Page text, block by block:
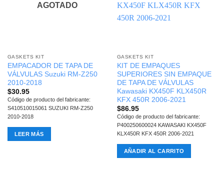
AGOTADO
GASKETS KIT
EMPACADOR DE TAPA DE
VÁLVULAS Suzuki RM-Z250
2010-2018
$30.95
Código de producto del fabricante:
S410510015061 SUZUKI RM-Z250
2010-2018
LEER MÁS
GASKETS KIT
KIT DE EMPAQUES
SUPERIORES SIN EMPAQUE
DE TAPA DE VÁLVULAS
Kawasaki KX450F KLX450R
KFX 450R 2006-2021
$86.95
Código de producto del fabricante:
P400250600024 KAWASAKI KX450F
KLX450R KFX 450R 2006-2021
AÑADIR AL CARRITO